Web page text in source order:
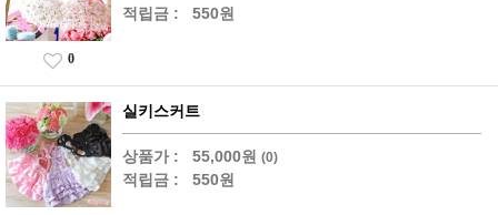
적립금 : 550원
0
실키스커트
상품가 : 55,000원 (0)
적립금 : 550원